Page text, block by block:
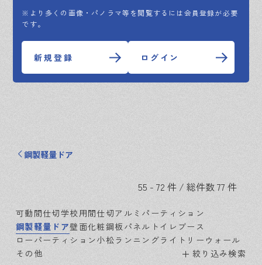
※より多くの画像・パノラマ等を閲覧するには会員登録が必要
です。
新規登録 ログイン
鋼製軽量ドア
55 - 72 件 / 総件数 77 件
可動間仕切 学校用間仕切アルミパーティション
鋼製軽量ドア壁面化粧鋼板パネル トイレブース
ローパーティション小松ランニングライトリーウォール
その他
絞り込み検索